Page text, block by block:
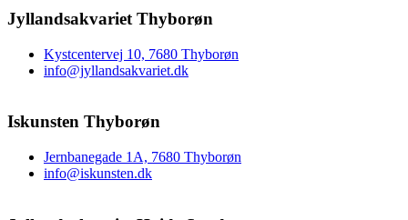
Jyllandsakvariet Thyborøn
Kystcentervej 10, 7680 Thyborøn
info@jyllandsakvariet.dk
Iskunsten Thyborøn
Jernbanegade 1A, 7680 Thyborøn
info@iskunsten.dk